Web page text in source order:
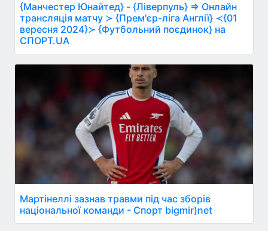
{Манчестер Юнайтед} - {Ліверпуль} ⇒ Онлайн
трансляція матчу ≻ {Прем'єр-ліга Англії} ≺{01
вересня 2024}≻ {Футбольний поєдинок} на
СПОРТ.UA
Мартінеллі зазнав травми під час зборів
національної команди - Спорт bigmir)net